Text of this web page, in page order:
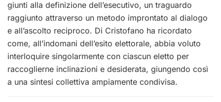
giunti alla definizione dell’esecutivo, un traguardo
raggiunto attraverso un metodo improntato al dialogo
e all’ascolto reciproco. Di Cristofano ha ricordato
come, all’indomani dell’esito elettorale, abbia voluto
interloquire singolarmente con ciascun eletto per
raccoglierne inclinazioni e desiderata, giungendo così
a una sintesi collettiva ampiamente condivisa.